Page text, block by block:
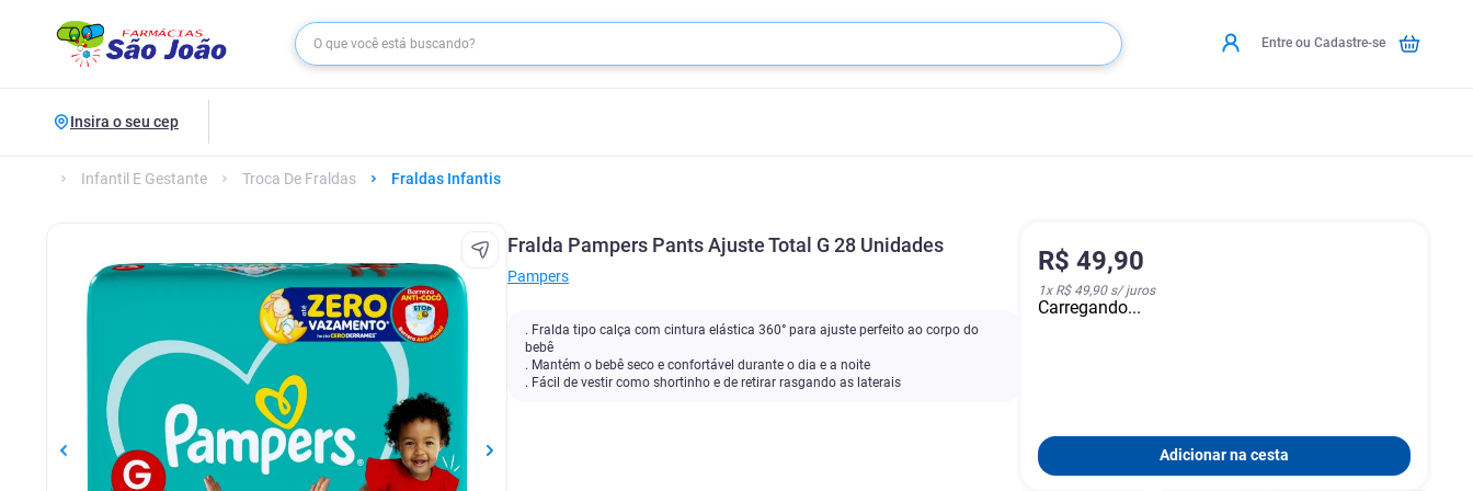
Entre ou Cadastre-se
Insira o seu cep
Infantil E Gestante Troca De Fraldas Fraldas Infantis
Fralda Pampers Pants Ajuste Total G 28 Unidades
Pampers
. Fralda tipo calça com cintura elástica 360° para ajuste perfeito ao corpo do
bebê
. Mantém o bebê seco e confortável durante o dia e a noite
. Fácil de vestir como shortinho e de retirar rasgando as laterais
R$ 49,90
1x R$ 49,90s/ juros
Carregando...
Adicionar na cesta